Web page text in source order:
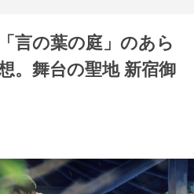
言の葉の庭」のあら
。舞台の聖地 新宿御